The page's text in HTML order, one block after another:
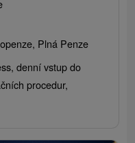
Plná Penze
denní vstup do
procedur,